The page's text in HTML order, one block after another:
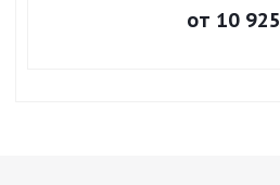
от 10 925